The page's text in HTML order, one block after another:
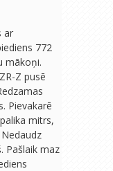
ar
772
mākoņi.
Z pusē
Pievakarē
mitrs,
Pašlaik maz